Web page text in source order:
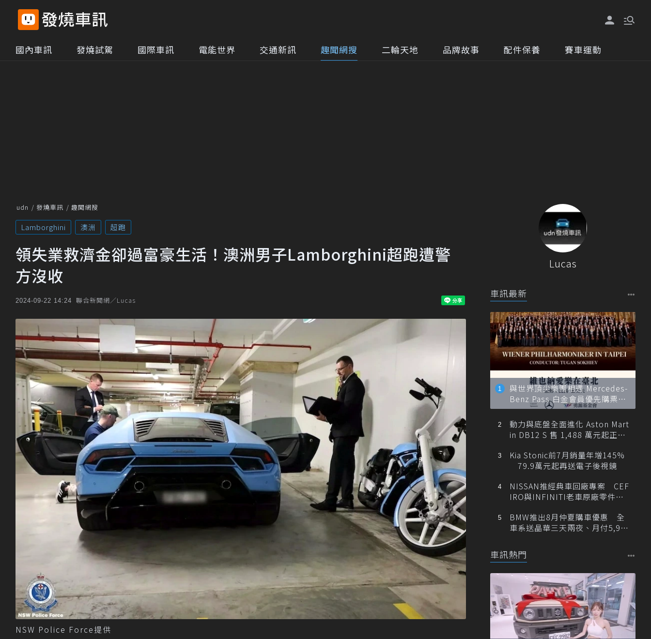
國內車訊 發燒試駕 國際車訊 電能世界 交通新訊 趣聞網搜 二輪天地 品牌故事 配件保養 賽車運動
udn 發燒車訊 趣聞網搜
Lamborghini 澳洲 超跑
領失業救濟金卻過富豪生活！澳洲男子Lamborghini超跑遭警
方沒收
2024-09-22 14:24 聯合新聞網／Lucas
NSW Police Force提供
Lucas
車訊最新
與世界頂尖樂團相遇 Mercedes-
Benz Pass 白金會員優先購票維
也納愛樂
動力與底盤全面進化 Aston Mart
in DB12 S 售 1,488 萬元起正式
Kia Stonic前7月銷量年增145%
79.9萬元起再送電子後視鏡
NISSAN推經典車回廠專案 CEF
IRO與INFINITI老車原廠零件最
BMW推出8月仲夏購車優惠 全
車系送晶華三天兩夜、月付5,900
車訊熱門